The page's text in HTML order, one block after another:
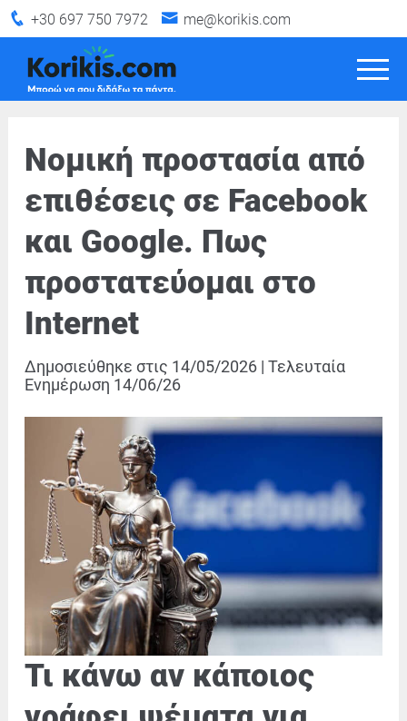
+30 697 750 7972 me@korikis.com
Νομική προστασία από
επιθέσεις σε Facebook
και Google. Πως
προστατεύομαι στο
Internet
Δημοσιεύθηκε στις 14/05/2026 | Τελευταία
Ενημέρωση 14/06/26
Τι κάνω αν κάποιος